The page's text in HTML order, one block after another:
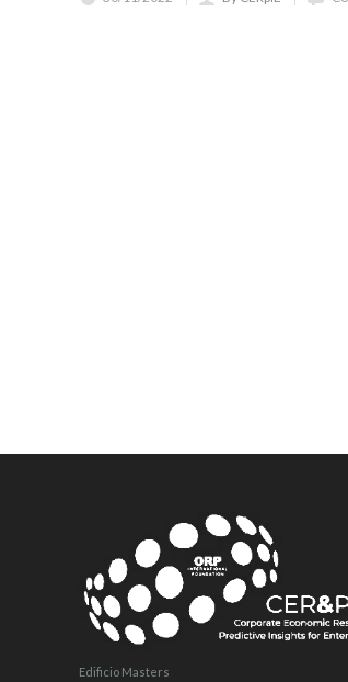
Edificio Masters